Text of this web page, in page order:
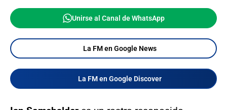
Unirse al Canal de WhatsApp
La FM en Google News
La FM en Google Discover